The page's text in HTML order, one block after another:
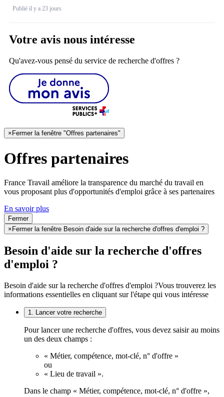
Publié il y a 23 jours
Votre avis nous intéresse
Qu'avez-vous pensé du service de recherche d'offres ?
× Fermer la fenêtre "Offres partenaires"
Offres partenaires
France Travail améliore la transparence du marché du travail en
vous proposant plus d'opportunités d'emploi grâce à ses partenaires
En savoir plus
Fermer
× Fermer la fenêtre Besoin d'aide sur la recherche d'offres d'emploi ?
Besoin d'aide sur la recherche d'offres
d'emploi ?
Besoin d'aide sur la recherche d'offres d'emploi ?Vous trouverez les
informations essentielles en cliquant sur l'étape qui vous intéresse
1. Lancer votre recherche
Pour lancer une recherche d'offres, vous devez saisir au moins
un des deux champs :
« Métier, compétence, mot-clé, n° d'offre »
ou
« Lieu de travail ».
Dans le champ « Métier, compétence, mot-clé, n° d'offre »,